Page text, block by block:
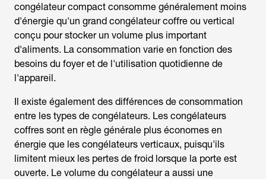
congélateur compact consomme généralement moins
d'énergie qu'un grand congélateur coffre ou vertical
conçu pour stocker un volume plus important
d'aliments. La consommation varie en fonction des
besoins du foyer et de l'utilisation quotidienne de
l'appareil.
Il existe également des différences de consommation
entre les types de congélateurs. Les congélateurs
coffres sont en règle générale plus économes en
énergie que les congélateurs verticaux, puisqu'ils
limitent mieux les pertes de froid lorsque la porte est
ouverte. Le volume du congélateur a aussi une